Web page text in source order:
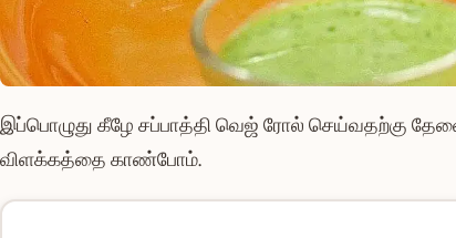
இப்பொழுது கீழே சப்பாத்தி வெஜ் ரோல் செய்வதற்கு
விளக்கத்தை காண்போம்.